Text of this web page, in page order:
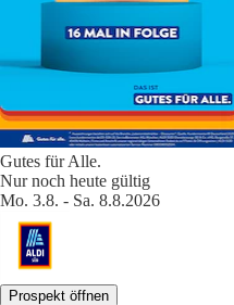
Gutes für Alle.
Nur noch heute gültig
Mo. 3.8. - Sa. 8.8.2026
Prospekt öffnen